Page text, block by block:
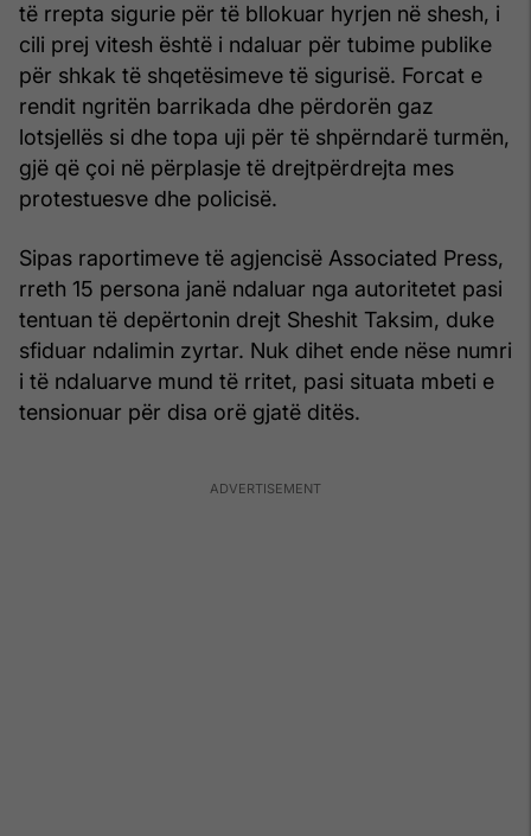
të rrepta sigurie për të bllokuar hyrjen në shesh, i
cili prej vitesh është i ndaluar për tubime publike
për shkak të shqetësimeve të sigurisë. Forcat e
rendit ngritën barrikada dhe përdorën gaz
lotsjellës si dhe topa uji për të shpërndarë turmën,
gjë që çoi në përplasje të drejtpërdrejta mes
protestuesve dhe policisë.
Sipas raportimeve të agjencisë Associated Press,
rreth 15 persona janë ndaluar nga autoritetet pasi
tentuan të depërtonin drejt Sheshit Taksim, duke
sfiduar ndalimin zyrtar. Nuk dihet ende nëse numri
i të ndaluarve mund të rritet, pasi situata mbeti e
tensionuar për disa orë gjatë ditës.